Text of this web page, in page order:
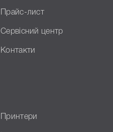
Прайс-лист
Сервісний центр
Контакти
Принтери